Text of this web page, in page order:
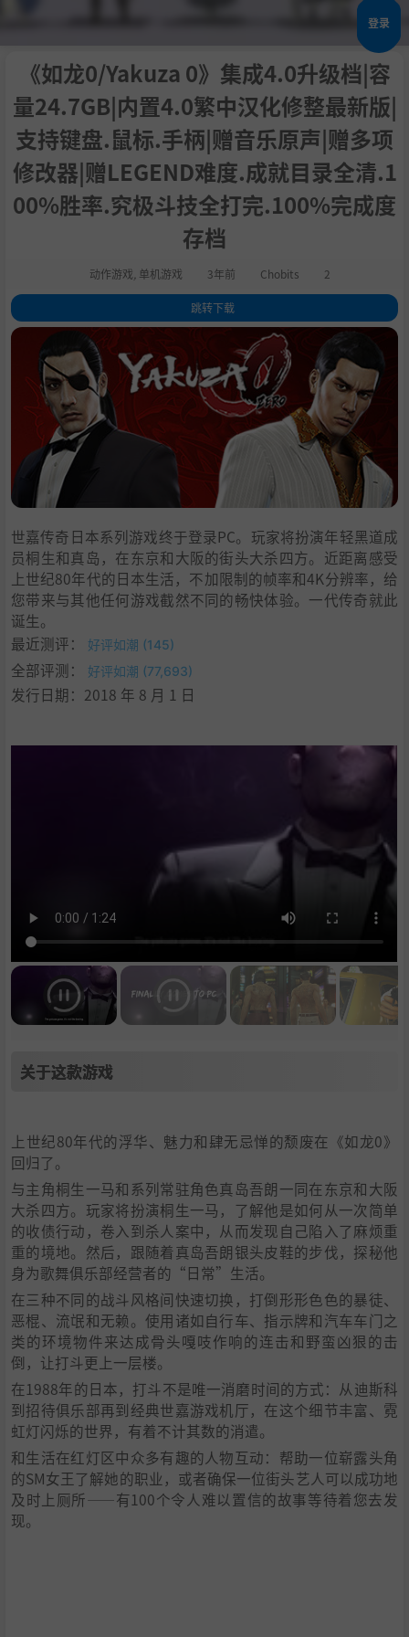
登录
《如龙0/Yakuza 0》集成4.0升级档|容
量24.7GB|内置4.0繁中汉化修整最新版|
支持键盘.鼠标.手柄|赠音乐原声|赠多项
修改器|赠LEGEND难度.成就目录全清.1
00%胜率.究极斗技全打完.100%完成度
存档
动作游戏 单机游戏 3年前 Chobits 2
跳转下载
1.关于这款游戏
系统需求
3. 支持作者
学习版下载
世嘉传奇日本系列游戏终于登录PC。玩家将扮演年轻黑道成
员桐生和真岛，在东京和大阪的街头大杀四方。近距离感受
上世纪80年代的日本生活，不加限制的帧率和4K分辨率，给
您带来与其他任何游戏截然不同的畅快体验。一代传奇就此
诞生。
最近测评：
好评如潮 (145)
全部评测： 好评如潮 (77,693)
发行日期：2018 年 8 月 1 日
关于这款游戏
上世纪80年代的浮华、魅力和肆无忌惮的颓废在《如龙0》
回归了。
与主角桐生一马和系列常驻角色真岛吾朗一同在东京和大阪
大杀四方。玩家将扮演桐生一马，了解他是如何从一次简单
的收债行动，卷入到杀人案中，从而发现自己陷入了麻烦重
重的境地。然后，跟随着真岛吾朗银头皮鞋的步伐，探秘他
身为歌舞俱乐部经营者的“日常”生活。
在三种不同的战斗风格间快速切换，打倒形形色色的暴徒、
恶棍、流氓和无赖。使用诸如自行车、指示牌和汽车车门之
类的环境物件来达成骨头嘎吱作响的连击和野蛮凶狠的击
倒，让打斗更上一层楼。
在1988年的日本，打斗不是唯一消磨时间的方式：从迪斯科
到招待俱乐部再到经典世嘉游戏机厅，在这个细节丰富、霓
虹灯闪烁的世界，有着不计其数的消遣。
和生活在红灯区中众多有趣的人物互动：帮助一位崭露头角
的SM女王了解她的职业，或者确保一位街头艺人可以成功地
及时上厕所——有100个令人难以置信的故事等待着您去发
现。